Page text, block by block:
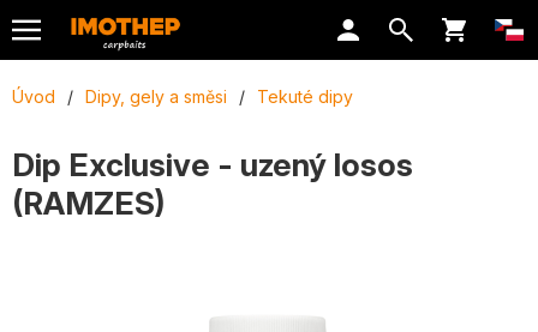
Úvod / Dipy, gely a směsi / Tekuté dipy
Dip Exclusive - uzený losos
(RAMZES)